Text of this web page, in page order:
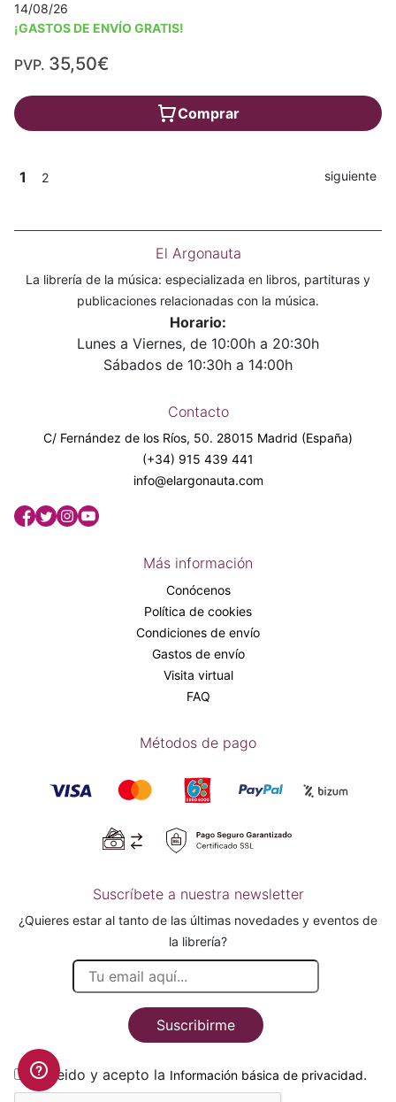
14/08/26
¡GASTOS DE ENVÍO GRATIS!
PVP. 35,50€
Comprar
1 2 siguiente
El Argonauta
La librería de la música: especializada en libros, partituras y
publicaciones relacionadas con la música.
Horario:
Lunes a Viernes, de 10:00h a 20:30h
Sábados de 10:30h a 14:00h
Contacto
C/ Fernández de los Ríos, 50. 28015 Madrid (España)
(+34) 915 439 441
info@elargonauta.com
Más información
Conócenos
Política de cookies
Condiciones de envío
Gastos de envío
Visita virtual
FAQ
Métodos de pago
Suscríbete a nuestra newsletter
¿Quieres estar al tanto de las últimas novedades y eventos de
la librería?
Suscribirme
He leido y acepto la Información básica de privacidad.